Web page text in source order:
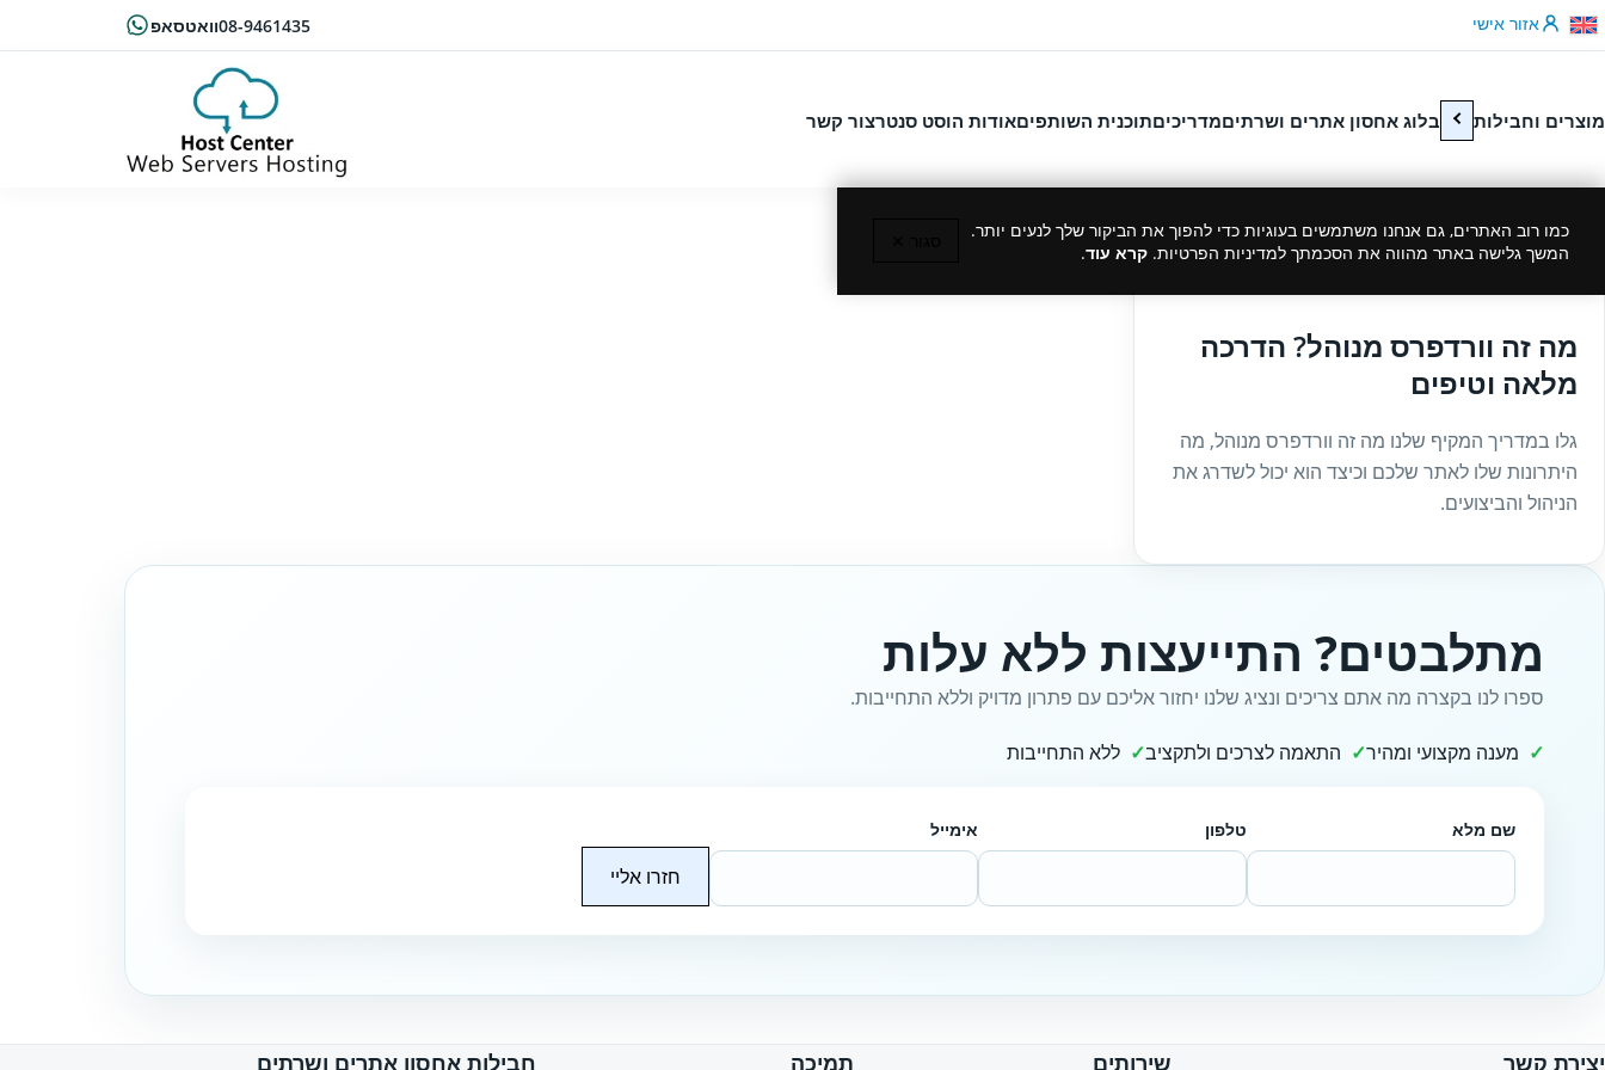
דלג לתוכן 08-9461435וואטסאפ אזור אישי
מוצרים וחבילות בלוג אחסון אתרים ושרתיםמדריכיםתוכנית השותפיםאודות הוסט סנטרצור קשר
כמו רוב האתרים, גם אנחנו משתמשים בעוגיות כדי להפוך את הביקור שלך לנעים יותר.
המשך גלישה באתר מהווה את הסכמתך למדיניות הפרטיות. קרא עוד.
מה זה וורדפרס מנוהל? הדרכה
מלאה וטיפים
גלו במדריך המקיף שלנו מה זה וורדפרס מנוהל, מה
היתרונות שלו לאתר שלכם וכיצד הוא יכול לשדרג את
הניהול והביצועים.
מתלבטים? התייעצות ללא עלות
ספרו לנו בקצרה מה אתם צריכים ונציג שלנו יחזור אליכם עם פתרון מדויק וללא התחייבות.
מענה מקצועי ומהיר התאמה לצרכים ולתקציב ללא התחייבות
שם מלא טלפון אימייל
חזרו אליי
יצירת קשר שירותים תמיכה חבילות אחסון אתרים ושרתים